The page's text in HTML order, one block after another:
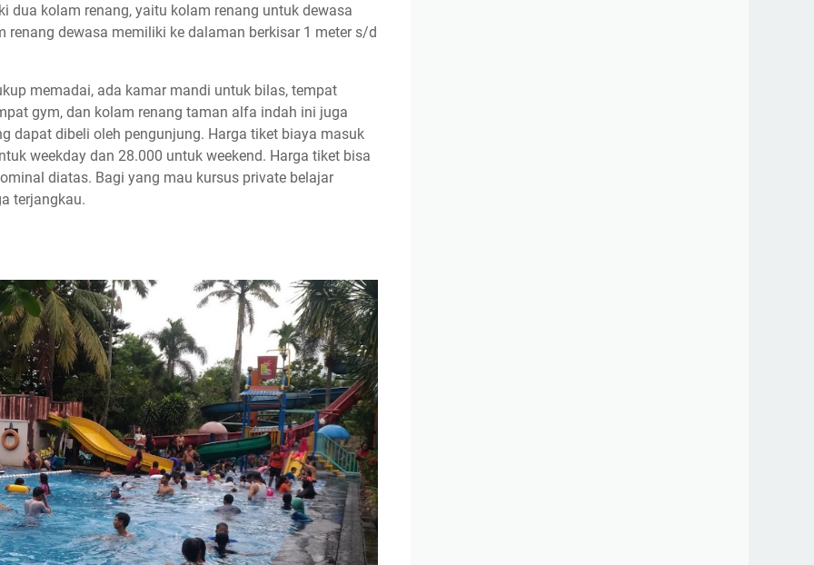
kolam renang, yaitu kolam renang untuk dewasa
dewasa memiliki ke dalaman berkisar 1 meter s/d
memadai, ada kamar mandi untuk bilas, tempat
gym, dan kolam renang taman alfa indah ini juga
dapat dibeli oleh pengunjung. Harga tiket biaya masuk
weekday dan 28.000 untuk weekend. Harga tiket bisa
diatas. Bagi yang mau kursus private belajar
terjangkau.